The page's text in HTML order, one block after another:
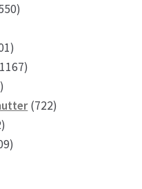
550
1101
Produkte
11671167
493
Produkte
722722
162
Produkte
809